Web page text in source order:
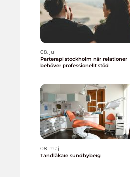
08. jul
Parterapi stockholm när relationer
behöver professionellt stöd
08. maj
Tandläkare sundbyberg